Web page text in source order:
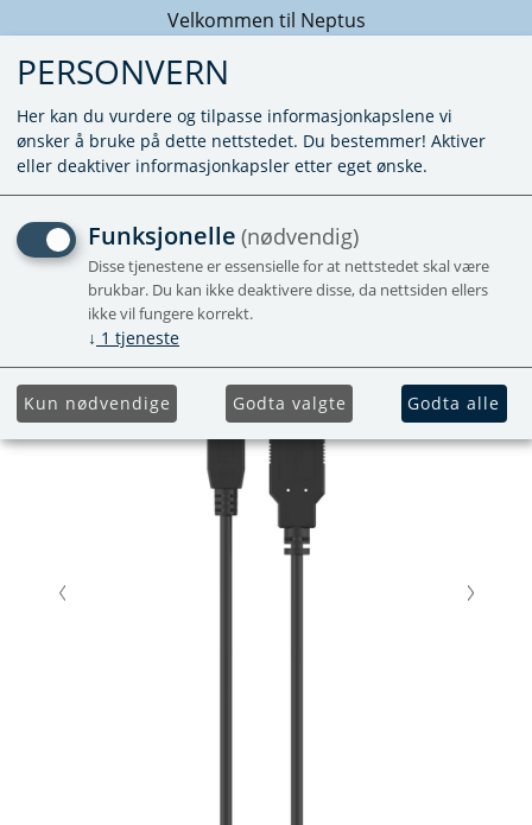
Velkommen til Neptus
USB-KABEL 2 M. TYPE A
TIL MINI-USB TYPE B (7X3
MM)
PERSONVERN
Her kan du vurdere og tilpasse informasjonkapslene vi
ønsker å bruke på dette nettstedet. Du bestemmer! Aktiver
eller deaktiver informasjonkapsler etter eget ønske.
Funksjonelle (nødvendig)
Disse tjenestene er essensielle for at nettstedet skal være
brukbar. Du kan ikke deaktivere disse, da nettsiden ellers
ikke vil fungere korrekt.
↓ 1 tjeneste
Kun nødvendige Godta valgte Godta alle